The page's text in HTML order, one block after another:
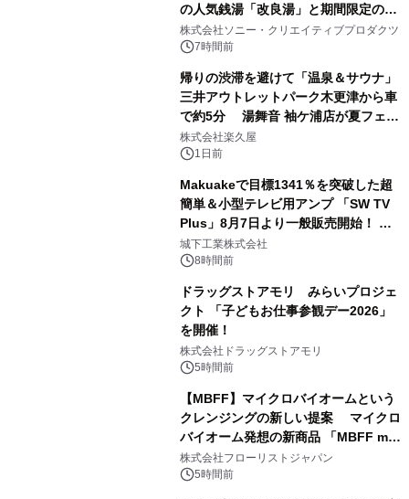
の人気銭湯「改良湯」と期間限定のコ
ラボレーション サウナイキタイコラ
ボグッズも発売決定！
株式会社ソニー・クリエイティブプロダクツ
7時間前
帰りの渋滞を避けて「温泉＆サウナ」
三井アウトレットパーク木更津から車
で約5分 湯舞音 袖ケ浦店が夏フェア
メニューを提供
株式会社楽久屋
1日前
Makuakeで目標1341％を突破した超
簡単＆小型テレビ用アンプ 「SW TV
Plus」8月7日より一般販売開始！ ケ
ーブル1本つなぐだけ、テレビの音が
ぐっと豊かに
城下工業株式会社
8時間前
ドラッグストアモリ みらいプロジェ
クト 「子どもお仕事参観デー2026」
を開催！
株式会社ドラッグストアモリ
5時間前
【MBFF】マイクロバイオームという
クレンジングの新しい提案 マイクロ
バイオーム発想の新商品 「MBFF mb
クレンジングPRO」を2026年8月6日
発売
株式会社フローリストジャパン
5時間前